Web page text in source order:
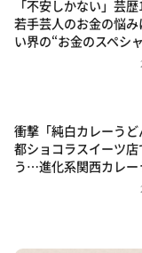
news おかえり
河合＆A.B.C-Z
（news おかえ
朝だ！生です
教えて！ニュ
「不安しかない」芸
若手芸人のお金の悩
い界の“お金のスペシ
衝撃「純白カレーう
都ショコラスイーツ
う…進化系関西カレ